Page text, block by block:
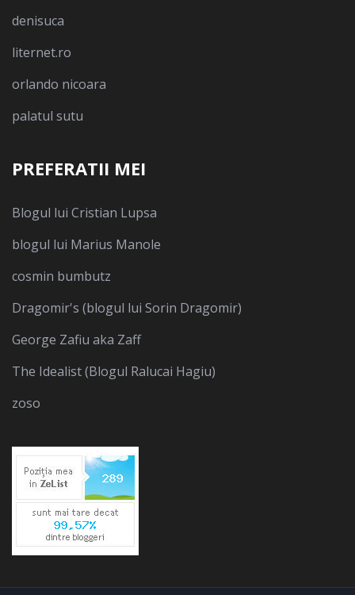
denisuca
liternet.ro
orlando nicoara
palatul sutu
PREFERATII MEI
Blogul lui Cristian Lupsa
blogul lui Marius Manole
cosmin bumbutz
Dragomir's (blogul lui Sorin Dragomir)
George Zafiu aka Zaff
The Idealist (Blogul Ralucai Hagiu)
zoso